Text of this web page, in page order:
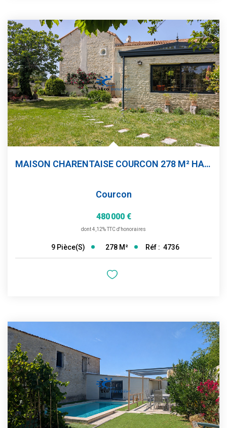
MAISON CHARENTAISE COURCON 278 M² HABITABLE JARDIN
Courcon
480 000 €
dont 4,12% TTC d'honoraires
9 Pièce(s) 278 M² Réf : 4736